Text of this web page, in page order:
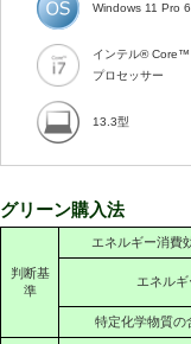
Windows 11 Pro
インテル® Core™
プロセッサー
13.3型
グリーン購入法
判断基
準
エネルギー消費
エネルギ
特定化学物質の